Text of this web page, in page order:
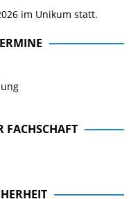
im Unikum statt.
FACHSCHAFT